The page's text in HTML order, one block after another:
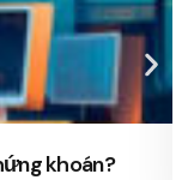
khoán?